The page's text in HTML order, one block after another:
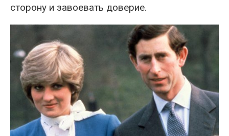
сторону и завоевать доверие.